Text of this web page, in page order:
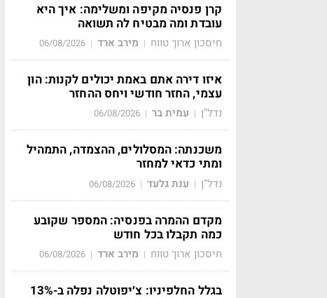
קרן פנסיה מקיפה ומשלימה: איך היא
עובדת ומה מבטיח לה תשואה
חיסכון ארוך טווח | מירב ארד |
06/08/2026
איזו דירה אתם באמת יכולים לקנות: הון
עצמי, החזר חודשי ויחס ההחזר
נדל"ן | עמית בר |
06/08/2026
משכנתה: המסלולים, ההצמדה, התמהיל
ומתי כדאי למחזר
נדל"ן | ענת גלעד |
06/08/2026
מקדם ההמרה בפנסיה: המספר שקובע
כמה תקבלו בכל חודש
חיסכון ארוך טווח | מירב ארד |
06/08/2026
בגלל החלפיניו: צ׳יפוטלה נפלה ב-13%